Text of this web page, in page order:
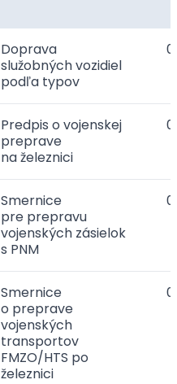
Doprava
služobných vozidiel
podľa typov
Predpis o vojenskej
preprave
na železnici
Smernice
pre prepravu
vojenských zásielok
s PNM
Smernice
o preprave
vojenských
transportov
FMZO/HTS po
železnici